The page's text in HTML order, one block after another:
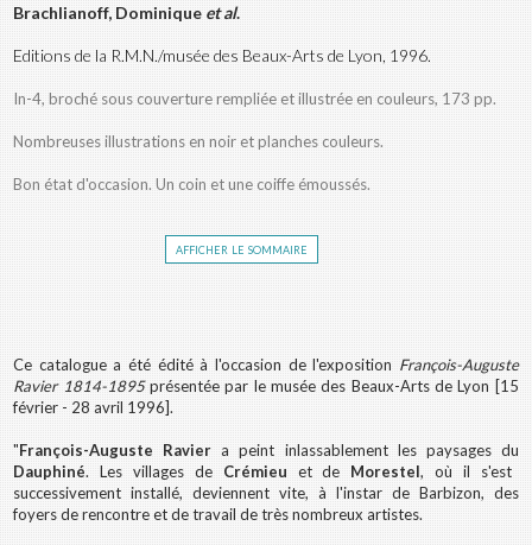
Brachlianoff, Dominique et al.
Editions de la R.M.N./musée des Beaux-Arts de Lyon, 1996.
In-4, broché sous couverture rempliée et illustrée en couleurs, 173 pp.
Nombreuses illustrations en noir et planches couleurs.
Bon état d'occasion. Un coin et une coiffe émoussés.
afficher le sommaire
Ce catalogue a été édité à l'occasion de l'exposition François-Auguste
Ravier 1814-1895présentée par le musée des Beaux-Arts de Lyon [15
février - 28 avril 1996].
"François-Auguste Raviera peint inlassablement les paysages du
Dauphiné. Les villages de Crémieu et de Morestel, où il s'est
successivement installé, deviennent vite, à l'instar de Barbizon, des
foyers de rencontre et de travail de très nombreux artistes.